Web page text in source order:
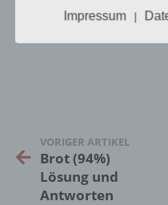
VORIGER ARTIKEL
Brot (94%)
Lösung und
Antworten
Kennnummer, zu
b) betroffene
Impressum
|